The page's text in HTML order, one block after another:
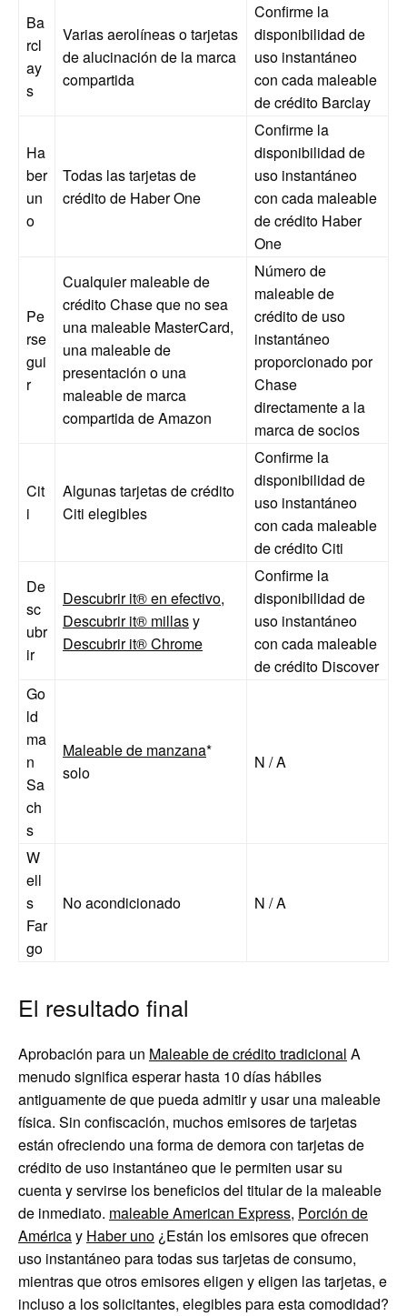
Ba
rcl
ay
s
Varias aerolíneas o tarjetas
de alucinación de la marca
compartida
Confirme la
disponibilidad de
uso instantáneo
con cada maleable
de crédito Barclay
Ha
ber
un
o
Todas las tarjetas de
crédito de Haber One
Confirme la
disponibilidad de
uso instantáneo
con cada maleable
de crédito Haber
One
Pe
rse
gui
r
Cualquier maleable de
crédito Chase que no sea
una maleable MasterCard,
una maleable de
presentación o una
maleable de marca
compartida de Amazon
Número de
maleable de
crédito de uso
instantáneo
proporcionado por
Chase
directamente a la
marca de socios
Cit
i
Algunas tarjetas de crédito
Citi elegibles
Confirme la
disponibilidad de
uso instantáneo
con cada maleable
de crédito Citi
De
sc
ubr
ir
Descubrir it® en efectivo,
Descubrir it® millasy
Descubrir it® Chrome
Confirme la
disponibilidad de
uso instantáneo
con cada maleable
de crédito Discover
Go
ld
ma
n
Sa
ch
s
Maleable de manzana*
solo
N / A
W
ell
s
Far
go
No acondicionado N / A
El resultado final
Aprobación para un Maleable de crédito tradicional A
menudo significa esperar hasta 10 días hábiles
antiguamente de que pueda admitir y usar una maleable
física. Sin confiscación, muchos emisores de tarjetas
están ofreciendo una forma de demora con tarjetas de
crédito de uso instantáneo que le permiten usar su
cuenta y servirse los beneficios del titular de la maleable
de inmediato. maleable American Express, Porción de
Américay Haber uno ¿Están los emisores que ofrecen
uso instantáneo para todas sus tarjetas de consumo,
mientras que otros emisores eligen y eligen las tarjetas, e
incluso a los solicitantes, elegibles para esta comodidad?